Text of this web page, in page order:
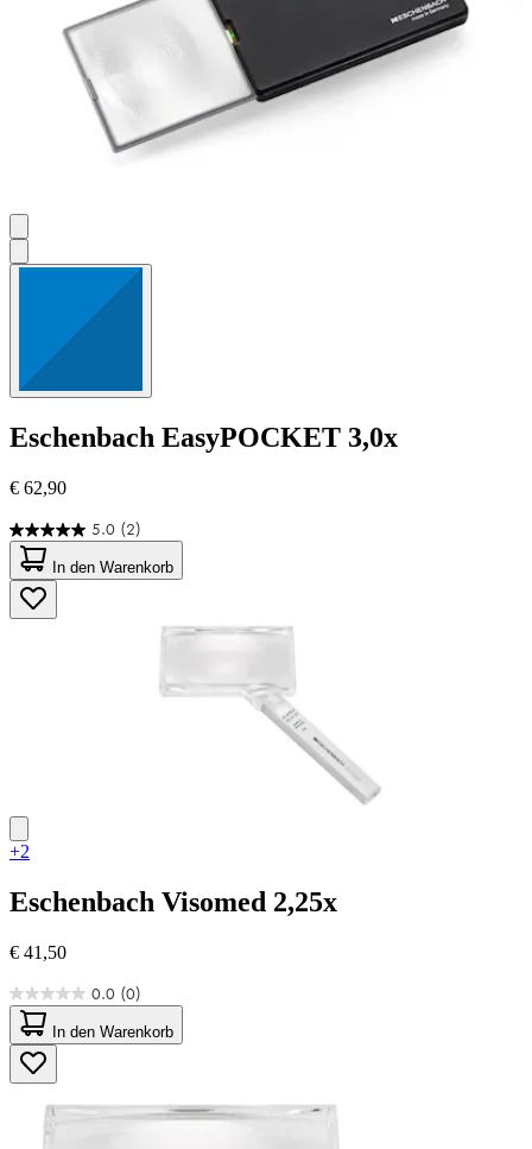
Eschenbach EasyPOCKET 3,0x
€ 62,90
5.0 (2)
5.0
von
5
Sternen.
2
In den Warenkorb
+2
Eschenbach Visomed 2,25x
€ 41,50
0.0 (0)
0.0
von
5
Sternen.
In den Warenkorb